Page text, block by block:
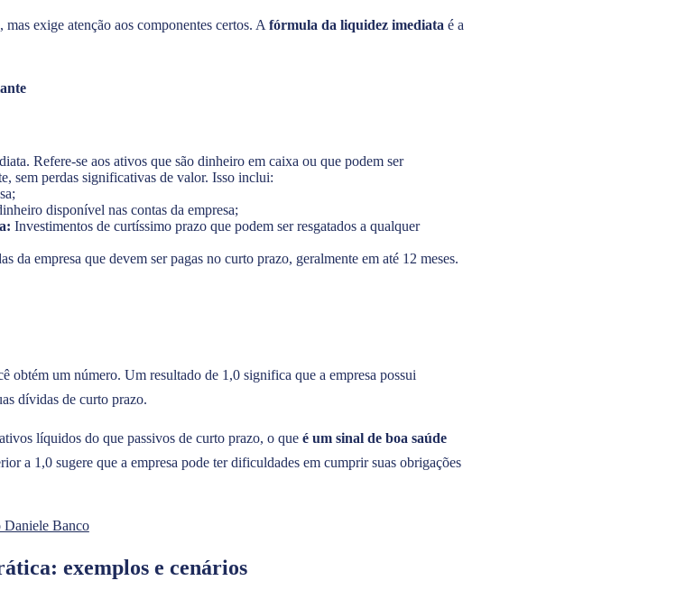
exige atenção aos componentes certos. A fórmula da liquidez imediata é a
Refere-se aos ativos que são dinheiro em caixa ou que podem ser
sem perdas significativas de valor. Isso inclui:
disponível nas contas da empresa;
Investimentos de curtíssimo prazo que podem ser resgatados a qualquer
da empresa que devem ser pagas no curto prazo, geralmente em até 12 meses.
um número. Um resultado de 1,0 significa que a empresa possui
dívidas de curto prazo.
líquidos do que passivos de curto prazo, o que é um sinal de boa saúde
a 1,0 sugere que a empresa pode ter dificuldades em cumprir suas obrigações
Daniele Banco
exemplos e cenários